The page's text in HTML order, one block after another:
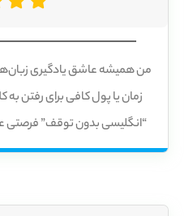
من همیشه عاشق یادگیری
زمان یا پول کافی برای رفتن
“انگلیسی بدون توقف” فرصتی
صورت غیرحضوری و با سرعت خودم
به تجربه‌ای لذت‌بخش و آسان